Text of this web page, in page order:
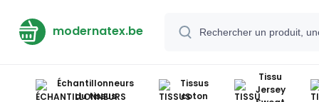
modernatex.be
Échantillonneurs
du tissus
Tissus
coton
Tissu
Jersey